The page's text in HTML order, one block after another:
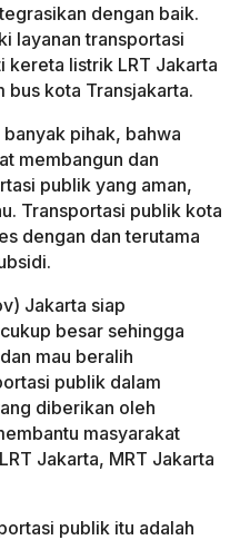
dengan baik.
layanan transportasi
kereta listrik LRT Jakarta
bus kota Transjakarta.
pihak, bahwa
membangun dan
publik yang aman,
Transportasi publik kota
dengan dan terutama
Jakarta siap
besar sehingga
mau beralih
publik dalam
diberikan oleh
masyarakat
Jakarta, MRT Jakarta
publik itu adalah